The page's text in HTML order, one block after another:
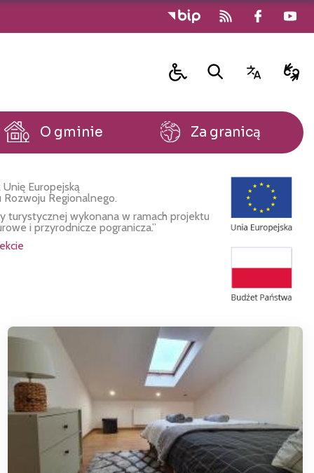
O gminie Za granicą
Europejską
Rozwoju Regionalnego.
turystycznej wykonana w ramach projektu
i przyrodnicze pogranicza.”